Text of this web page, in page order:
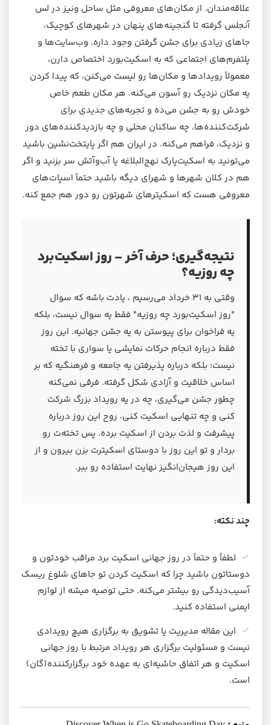
علاقه‌مندان. از مکان‌های معروفی مثل ساحل ونیز در لس
آنجلس گرفته تا گنجینه‌های پنهان در شهرهای کوچیک،
جاهای زیادی برای جشن گرفتن وجود داره. وب‌سایت‌ها و
پلتفرم‌های اجتماعی که به اسکیت‌بورد اختصاص دارن،
معمولاً رویدادها و مکان‌ها رو لیست می‌کنن، که پیدا کردن
یه مکان نزدیک رو آسون می‌کنه. هر مکان طعم خاص
خودش رو به جشن می‌ده و تجربه‌های جدیدی برای
شرکت‌کننده‌ها، چه ساکنان محلی و چه بازدیدکننده‌های دور
و نزدیک، فراهم می‌کنه. در ایران هم اگر پایتخت‌نشین باشید
می‌تونید به اسکیت‌پارک نهج‌البلاغه یا آب‌وآتش سر بزنید و اگر
هم در کلان شهرها و شهرای دیگه باشید حتماً اسپات‌های
معروفی هست که اسکیترهای شهرتون رو دور هم جمع کنه.
نتیجه‌گیری؛ حرف آخر – روز اسکیت‌برد
چه روزیه؟
وقتی به ۳۱ خرداد می‌رسیم ، یادت باشه که سوال
"روز اسکیت‌بورد چه روزیه" فقط یه سوال نیست، بلکه
یه فراخوان برای پیوستن به یه جشن جهانیه. این روز
فقط درباره انجام حرکات نمایشی یا سواری با تخته
نیست؛ بلکه درباره پذیرفتن یه جامعه و فرهنگیه که بر
اساس خلاقیت و آزادی شکل گرفته. فرقی نمی‌کنه
چطور جشن می‌گیری، چه در یه رویداد بزرگ شرکت
کنی و چه تنهایی اسکیت کنی، روح این روز درباره
پیشرفت و لذت بردن از اسکیت برده. پس تخته‌ت رو
بردار و تو این روز با دوستای اسکیترت بزن بیرون و از
این روز هیجان‌انگیز نهایت استفاده رو ببر.
چند نکته:
لطفاً و حتماً در روز جهانی اسکیت برد مراقب خودتون و
دوستاتون باشید چرا که اسکیت کردن تو جاهای شلوغ ریسک
آسیب‌دیدگی رو بیشتر می‌کنه. حتی توصیه میشه از لوازم
ایمنی استفاده کنید.
این مقاله مدیریت یا تشویق به برگزاری هیچ رویدادی
نیست و مسئولیت برگزاری هر رویداد مرتبط با روز جهانی
اسکیت و هر اتفاق حاشیه‌ای به عهده خود برگزارکننده(گان)
است.